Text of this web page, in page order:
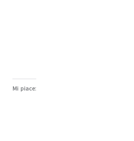
Mi piace: